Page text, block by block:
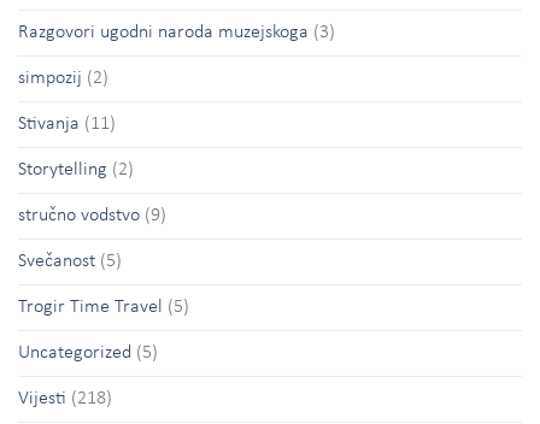
Razgovori ugodni naroda muzejskoga (3)
simpozij (2)
Stivanja (11)
Storytelling (2)
stručno vodstvo (9)
Svečanost (5)
Trogir Time Travel (5)
Uncategorized (5)
Vijesti (218)